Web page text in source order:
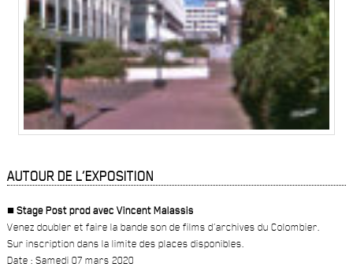
AUTOUR DE L’EXPOSITION
■ Stage Post prod avec Vincent Malassis
Venez doubler et faire la bande son de films d’archives du Colombier.
Sur inscription dans la limite des places disponibles.
Date : Samedi 07 mars 2020